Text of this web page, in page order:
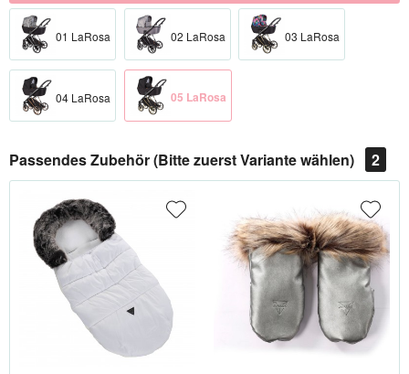
01 LaRosa 02 LaRosa 03 LaRosa
04 LaRosa 05 LaRosa
Passendes Zubehör (Bitte zuerst Variante wählen) 2